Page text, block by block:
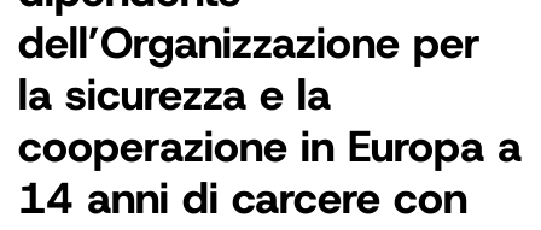
dell’Organizzazione per
la sicurezza e la
cooperazione in Europa a
14 anni di carcere con